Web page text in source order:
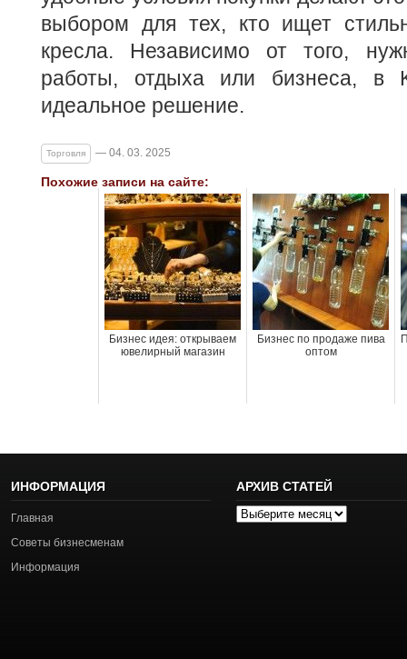
выбором для тех, кто ищет
кресла. Независимо от того,
работы, отдыха или бизнеса, в
идеальное решение.
Торговля — 04. 03. 2025
Похожие записи на сайте:
Бизнес идея: открываем
ювелирный магазин
Бизнес по продаже пива
оптом
ИНФОРМАЦИЯ
Главная
Советы бизнесменам
Информация
АРХИВ СТАТЕЙ
Архив